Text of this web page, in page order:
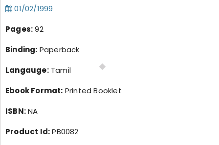
01/02/1999
Pages:92
Binding: Paperback
Langauge:Tamil
Ebook Format: Printed Booklet
ISBN:NA
Product Id:PB0082